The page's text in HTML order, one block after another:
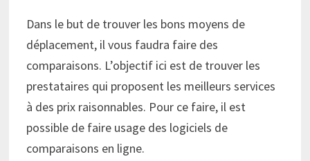
Dans le but de trouver les bons moyens de
déplacement, il vous faudra faire des
comparaisons. L’objectif ici est de trouver les
prestataires qui proposent les meilleurs services
à des prix raisonnables. Pour ce faire, il est
possible de faire usage des logiciels de
comparaisons en ligne.